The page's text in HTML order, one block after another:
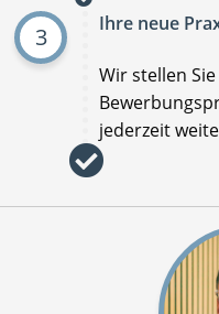
3 Ihre neue
Wir stellen
jederzeit